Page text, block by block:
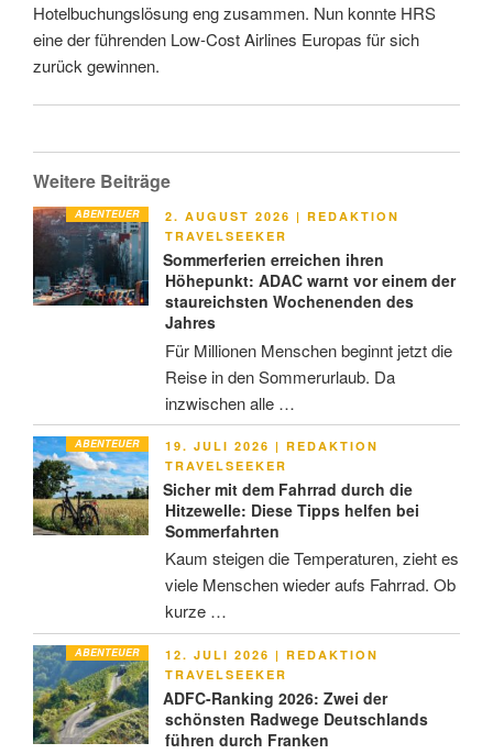
Hotelbuchungslösung eng zusammen. Nun konnte HRS
eine der führenden Low-Cost Airlines Europas für sich
zurück gewinnen.
Weitere Beiträge
ABENTEUER
VERÖFFENTLICHT
AM
2. AUGUST 2026 | REDAKTION
TRAVELSEEKER
Sommerferien erreichen ihren
Höhepunkt: ADAC warnt vor einem der
staureichsten Wochenenden des
Jahres
Für Millionen Menschen beginnt jetzt die
Reise in den Sommerurlaub. Da
inzwischen alle …
ABENTEUER
VERÖFFENTLICHT
AM
19. JULI 2026 | REDAKTION
TRAVELSEEKER
Sicher mit dem Fahrrad durch die
Hitzewelle: Diese Tipps helfen bei
Sommerfahrten
Kaum steigen die Temperaturen, zieht es
viele Menschen wieder aufs Fahrrad. Ob
kurze …
ABENTEUER
VERÖFFENTLICHT
AM
12. JULI 2026 | REDAKTION
TRAVELSEEKER
ADFC-Ranking 2026: Zwei der
schönsten Radwege Deutschlands
führen durch Franken